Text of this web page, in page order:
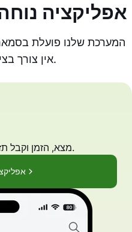
אפליקציה
המערכת שלנו פועלת
web. אין צורך בציוד נוסף.
מצא, הזמן וקבל תזכורות — הכל באפליקציה אחת.